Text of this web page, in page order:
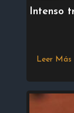
Intenso
Leer Más